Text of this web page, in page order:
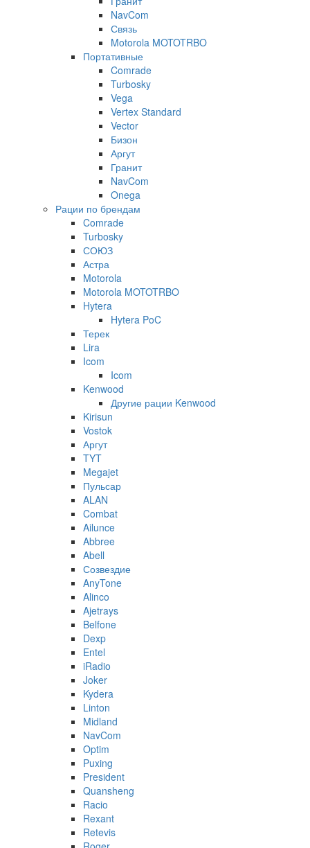
NavCom
Связь
Motorola MOTOTRBO
Портативные
Comrade
Turbosky
Vega
Vertex Standard
Vector
Бизон
Аргут
Гранит
NavCom
Onega
Рации по брендам
Comrade
Turbosky
СОЮЗ
Астра
Motorola
Motorola MOTOTRBO
Hytera
Hytera PoC
Терек
Lira
Icom
Icom
Kenwood
Другие рации Kenwood
Kirisun
Vostok
Аргут
TYT
Megajet
Пульсар
ALAN
Combat
Ailunce
Abbree
Abell
Созвездие
AnyTone
Alinco
Ajetrays
Belfone
Dexp
Entel
iRadio
Joker
Kydera
Linton
Midland
NavCom
Optim
Puxing
President
Quansheng
Racio
Rexant
Retevis